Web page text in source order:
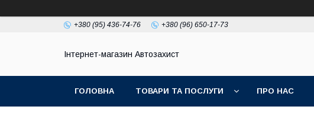
+380 (95) 436-74-76 +380 (96) 650-17-73
Інтернет-магазин Автозахист
ГОЛОВНА ТОВАРИ ТА ПОСЛУГИ ПРО НАС